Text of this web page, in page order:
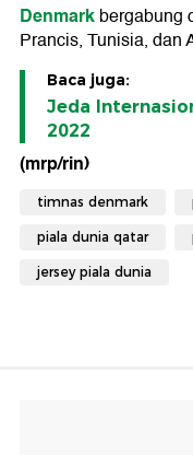
Denmarkbergabung
Prancis, Tunisia, dan
Baca juga:
Jeda
2022
(mrp/rin)
timnas denmark
piala dunia qatar
jersey piala dunia